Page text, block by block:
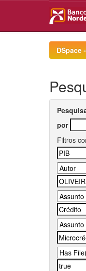
DSpace
por
Filtros